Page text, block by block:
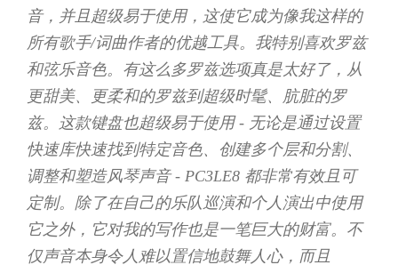
音，并且超级易于使用，这使它成为像我这样的
所有歌手/词曲作者的优越工具。我特别喜欢罗兹
和弦乐音色。有这么多罗兹选项真是太好了，从
更甜美、更柔和的罗兹到超级时髦、肮脏的罗
兹。这款键盘也超级易于使用 - 无论是通过设置
快速库快速找到特定音色、创建多个层和分割、
调整和塑造风琴声音 - PC3LE8 都非常有效且可
定制。除了在自己的乐队巡演和个人演出中使用
它之外，它对我的写作也是一笔巨大的财富。不
仅声音本身令人难以置信地鼓舞人心，而且